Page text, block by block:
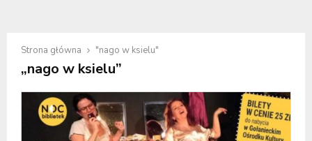
Strona główna "nago w ksielu"
„nago w ksielu”